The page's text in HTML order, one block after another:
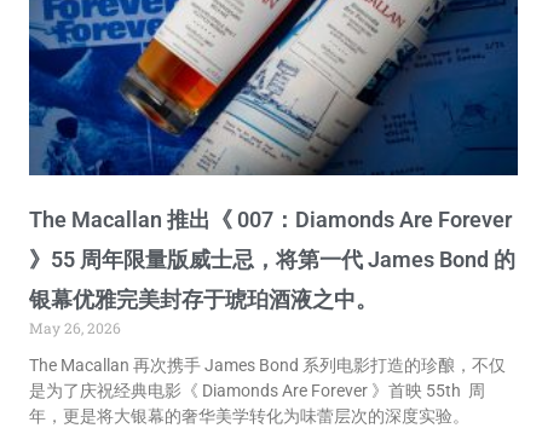
The Macallan 推出《 007：Diamonds Are Forever
》55 周年限量版威士忌，将第一代 James Bond 的
银幕优雅完美封存于琥珀酒液之中。
May 26, 2026
The Macallan 再次携手 James Bond 系列电影打造的珍酿，不仅
是为了庆祝经典电影《 Diamonds Are Forever 》首映 55th 周
年，更是将大银幕的奢华美学转化为味蕾层次的深度实验。